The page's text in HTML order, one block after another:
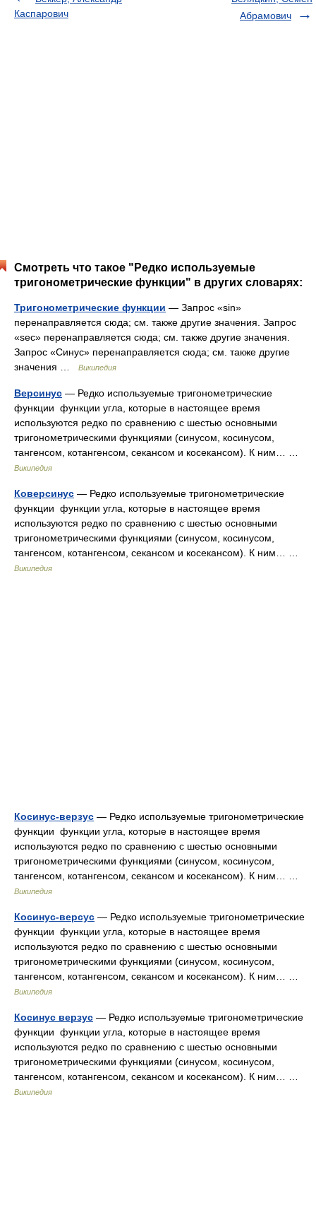
Каспарович
Абрамович
Смотреть что такое "Редко используемые
тригонометрические функции" в других словарях:
Тригонометрические функции — Запрос «sin»
перенаправляется сюда; см. также другие значения. Запрос
«sec» перенаправляется сюда; см. также другие значения.
Запрос «Синус» перенаправляется сюда; см. также другие
значения …
Википедия
Версинус — Редко используемые тригонометрические
функции функции угла, которые в настоящее время
используются редко по сравнению с шестью основными
тригонометрическими функциями (синусом, косинусом,
тангенсом, котангенсом, секансом и косекансом). К ним… …
Википедия
Коверсинус — Редко используемые тригонометрические
функции функции угла, которые в настоящее время
используются редко по сравнению с шестью основными
тригонометрическими функциями (синусом, косинусом,
тангенсом, котангенсом, секансом и косекансом). К ним… …
Википедия
Косинус-верзус — Редко используемые тригонометрические
функции функции угла, которые в настоящее время
используются редко по сравнению с шестью основными
тригонометрическими функциями (синусом, косинусом,
тангенсом, котангенсом, секансом и косекансом). К ним… …
Википедия
Косинус-версус — Редко используемые тригонометрические
функции функции угла, которые в настоящее время
используются редко по сравнению с шестью основными
тригонометрическими функциями (синусом, косинусом,
тангенсом, котангенсом, секансом и косекансом). К ним… …
Википедия
Косинус верзус — Редко используемые тригонометрические
функции функции угла, которые в настоящее время
используются редко по сравнению с шестью основными
тригонометрическими функциями (синусом, косинусом,
тангенсом, котангенсом, секансом и косекансом). К ним… …
Википедия